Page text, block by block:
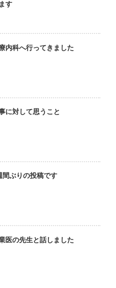
す
内科へ行ってきました
に対して思うこと
間ぶりの投稿です
医の先生と話しました